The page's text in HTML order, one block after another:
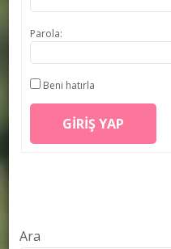
Parola:
Beni hatırla
GIRIŞ YAP
Ara